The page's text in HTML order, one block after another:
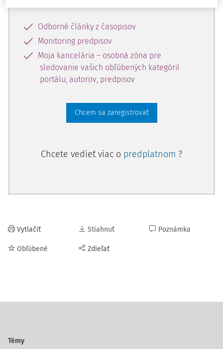
Odborné články z časopisov
Monitoring predpisov
Moja kancelária – osobná zóna pre
sledovanie vašich obľúbených kategórií
portálu, autorov, predpisov
Chcem sa zaregistrovať
Chcete vedieť viac o predplatnom ?
Vytlačiť
Obľúbené
Stiahnuť
Zdieľať
Poznámka
Témy